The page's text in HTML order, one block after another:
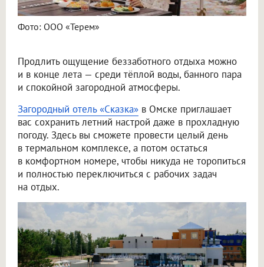
Фото: ООО «Терем»
Продлить ощущение беззаботного отдыха можно
и в конце лета — среди тёплой воды, банного пара
и спокойной загородной атмосферы.
Загородный отель «Сказка» в Омске приглашает
вас сохранить летний настрой даже в прохладную
погоду. Здесь вы сможете провести целый день
в термальном комплексе, а потом остаться
в комфортном номере, чтобы никуда не торопиться
и полностью переключиться с рабочих задач
на отдых.